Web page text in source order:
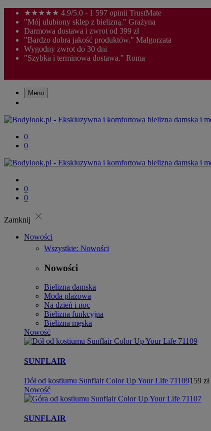
★★★★★ 4.9/5.0 - 1 597 opinii TrustMate
"Mój ulubiony sklep z bielizną." Grażyna
Darmowa dostawa i zwrot od 399 zł
"Bardzo dobra jakość produktów." Małgorzata
Wygodny zwrot do 30 dni
"Szybka i terminowa dostawa." Roma
Menu
0
0
0
0
Zamknij close
Nowości
Wszystkie: Nowości
Nowości
Bielizna damska
Moda plażowa
Na dzień i noc
Bielizna funkcyjna
Bielizna męska
Nowość
SUNFLAIR
Dół od kostiumu Sunflair Color Up Your Life 71109159 zł
Nowość
SUNFLAIR